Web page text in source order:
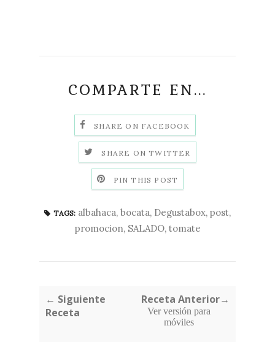
COMPARTE EN...
SHARE ON FACEBOOK
SHARE ON TWITTER
PIN THIS POST
TAGS: albahaca, bocata, Degustabox, post,
promocion, SALADO, tomate
← Siguiente
Receta
Receta Anterior→
Ver versión para
móviles